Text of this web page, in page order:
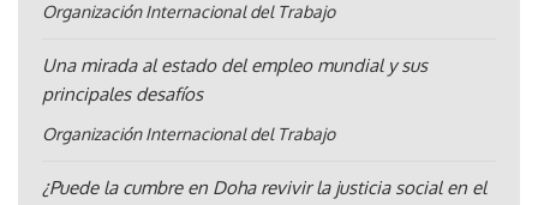
Organización Internacional del Trabajo
Una mirada al estado del empleo mundial y sus
principales desafíos
Organización Internacional del Trabajo
¿Puede la cumbre en Doha revivir la justicia social en el